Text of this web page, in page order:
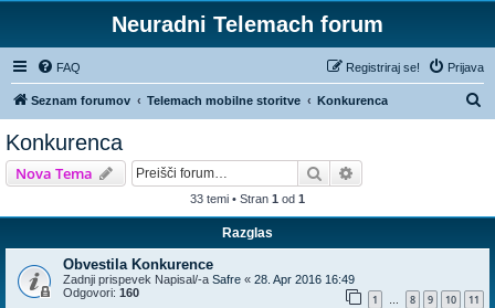
Neuradni Telemach forum
FAQ Prijava
Registriraj se!
Seznam forumov Telemach mobilne storitve Konkurenca
Konkurenca
Nova Tema Iskanje
33 temi • Stran 1 od 1
Razglas
Obvestila Konkurence
Zadnji prispevek Napisal/-a Safre « 28. Apr 2016 16:49
Odgovori: 160 1 … 8 9 10 11